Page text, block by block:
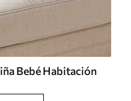
Bebé Habitación